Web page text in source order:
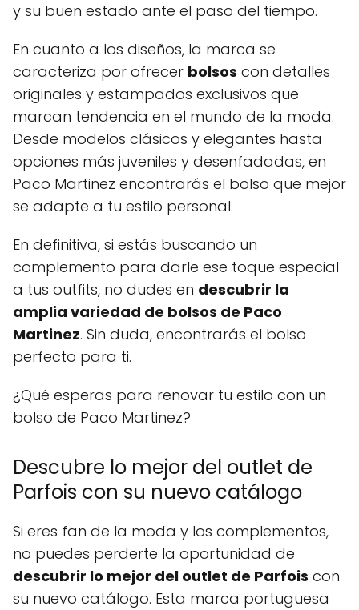
y su buen estado ante el paso del tiempo.
En cuanto a los diseños, la marca se
caracteriza por ofrecer bolsos con detalles
originales y estampados exclusivos que
marcan tendencia en el mundo de la moda.
Desde modelos clásicos y elegantes hasta
opciones más juveniles y desenfadadas, en
Paco Martinez encontrarás el bolso que mejor
se adapte a tu estilo personal.
En definitiva, si estás buscando un
complemento para darle ese toque especial
a tus outfits, no dudes en descubrir la
amplia variedad de bolsos de Paco
Martinez. Sin duda, encontrarás el bolso
perfecto para ti.
¿Qué esperas para renovar tu estilo con un
bolso de Paco Martinez?
Descubre lo mejor del outlet de
Parfois con su nuevo catálogo
Si eres fan de la moda y los complementos,
no puedes perderte la oportunidad de
descubrir lo mejor del outlet de Parfois con
su nuevo catálogo. Esta marca portuguesa